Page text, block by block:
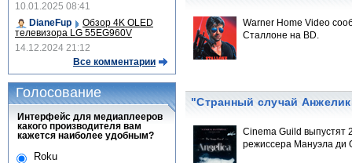
Warner Home Video
Сталлоне на BD.
"Странный случай
Cinema Guild выпустят
режиссера Мануэла ди
10.01.2025 08:41
DianeFup
Обзор 4K OLED
телевизора LG 55EG960V
14.12.2024 21:12
Все комментарии
Голосование
Интерфейс для медиаплееров
какого производителя вам
кажется наиболее удобным?
Roku